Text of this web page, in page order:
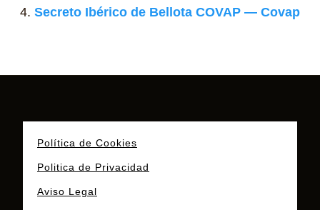
Secreto Ibérico de Bellota COVAP — Covap
Política de Cookies
Politica de Privacidad
Aviso Legal